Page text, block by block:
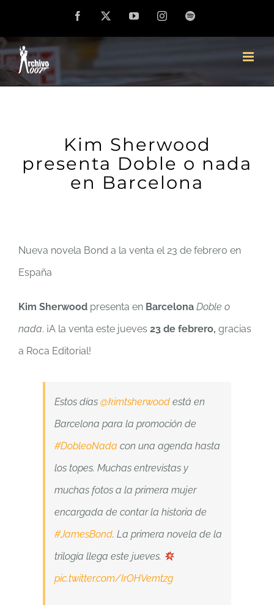
contenido
Facebook YouTubeInstagramSpotify
Kim Sherwood
presenta Doble o nada
en Barcelona
Nueva novela Bond a la venta el 23 de febrero en
España
Kim Sherwood presenta en Barcelona Doble o
nada. ¡A la venta este jueves 23 de febrero, gracias
a Roca Editorial!
Estos días @kimtsherwood está en
Barcelona para la promoción de
#DobleoNada con una agenda hasta
los topes. Muchas entrevistas y
muchas fotos a la primera mujer
encargada de contar la historia de
#JamesBond. La primera novela de la
trilogía llega este jueves.
pic.twitter.com/IrOHVemtzg